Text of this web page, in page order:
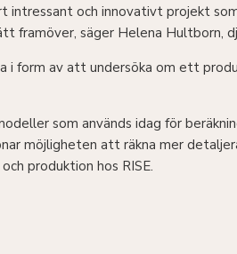
och innovativt projekt
säger Helena Hultborn,
av att undersöka om ett
som används idag för
möjligheten att räkna mer
produktion hos RISE.